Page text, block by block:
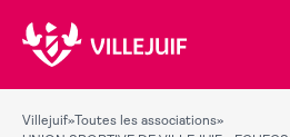
Villejuif» Toutes les associations»